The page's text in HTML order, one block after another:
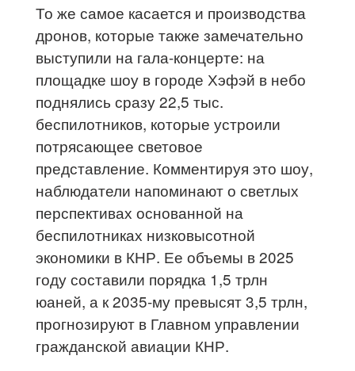
То же самое касается и производства
дронов, которые также замечательно
выступили на гала-концерте: на
площадке шоу в городе Хэфэй в небо
поднялись сразу 22,5 тыс.
беспилотников, которые устроили
потрясающее световое
представление. Комментируя это шоу,
наблюдатели напоминают о светлых
перспективах основанной на
беспилотниках низковысотной
экономики в КНР. Ее объемы в 2025
году составили порядка 1,5 трлн
юаней, а к 2035-му превысят 3,5 трлн,
прогнозируют в Главном управлении
гражданской авиации КНР.